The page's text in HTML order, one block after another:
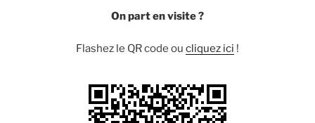
On part en visite ?
Flashez le QR code ou cliquez ici !